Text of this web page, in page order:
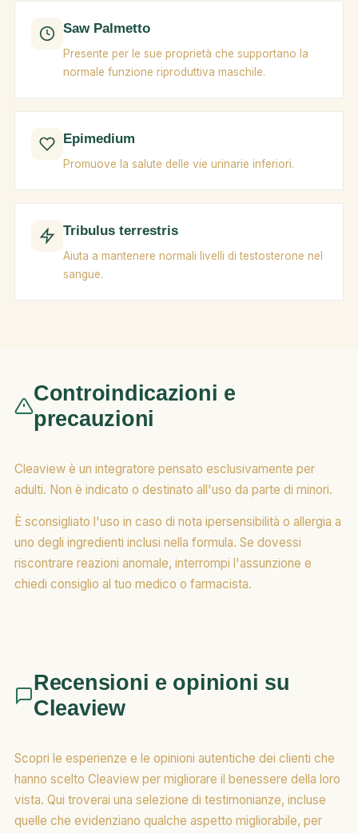
Saw Palmetto
Presente per le sue proprietà che supportano la
normale funzione riproduttiva maschile.
Epimedium
Promuove la salute delle vie urinarie inferiori.
Tribulus terrestris
Aiuta a mantenere normali livelli di testosterone nel
sangue.
Controindicazioni e
precauzioni
Cleaview è un integratore pensato esclusivamente per
adulti. Non è indicato o destinato all'uso da parte di minori.
È sconsigliato l'uso in caso di nota ipersensibilità o allergia a
uno degli ingredienti inclusi nella formula. Se dovessi
riscontrare reazioni anomale, interrompi l'assunzione e
chiedi consiglio al tuo medico o farmacista.
Recensioni e opinioni su
Cleaview
Scopri le esperienze e le opinioni autentiche dei clienti che
hanno scelto Cleaview per migliorare il benessere della loro
vista. Qui troverai una selezione di testimonianze, incluse
quelle che evidenziano qualche aspetto migliorabile, per